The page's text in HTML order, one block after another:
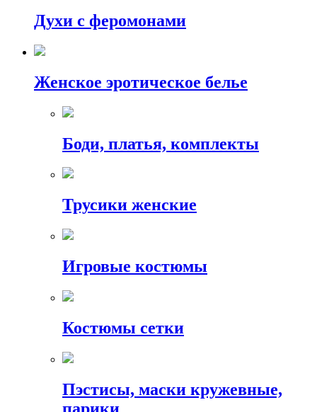
Духи с феромонами
Женское эротическое белье
Боди, платья, комплекты
Трусики женские
Игровые костюмы
Костюмы сетки
Пэстисы, маски кружевные,
парики